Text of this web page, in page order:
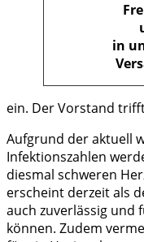
in
ein. Der Vorstand
Aufgrund der aktuell
Infektionszahlen
diesmal schweren
erscheint derzeit als
auch zuverlässig und
können. Zudem